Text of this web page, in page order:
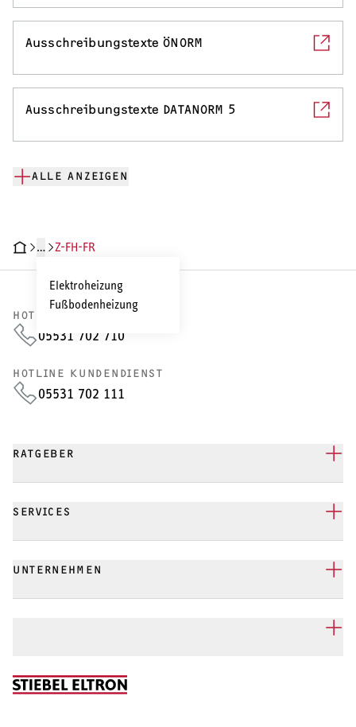
Ausschreibungstexte ÖNORM
Ausschreibungstexte DATANORM 5
ALLE ANZEIGEN
DATEN
…
Elektroheizung
Fußbodenheizung
Z-FH-FR
HOTLINE VERTRIEB
05531 702 710
HOTLINE KUNDENDIENST
05531 702 111
RATGEBER
SERVICES
UNTERNEHMEN